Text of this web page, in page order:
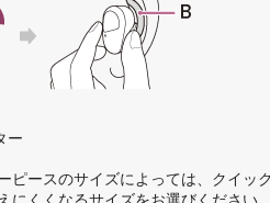
ー
ピースのサイズによっては、クイッ
にくくなるサイズをお選びください。